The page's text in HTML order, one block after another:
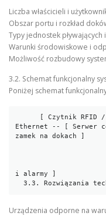
Liczba właścicieli i
Obszar portu i rozkład
Typy jednostek
Warunki środowiskowe i
Możliwość rozbudowy
3.2. Schemat funkcjonalny
Poniżej schemat
Ethernet -- [ Serwer
zamek na dokach ]
i alarmy ]
3.3. Rozwiązania
Urządzenia odporne na